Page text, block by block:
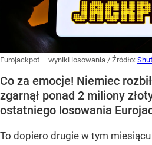
Eurojackpot – wyniki losowania / Źródło:
Co za emocje! Niemiec
zgarnął ponad 2 miliony
ostatniego losowania
To dopiero drugie w tym